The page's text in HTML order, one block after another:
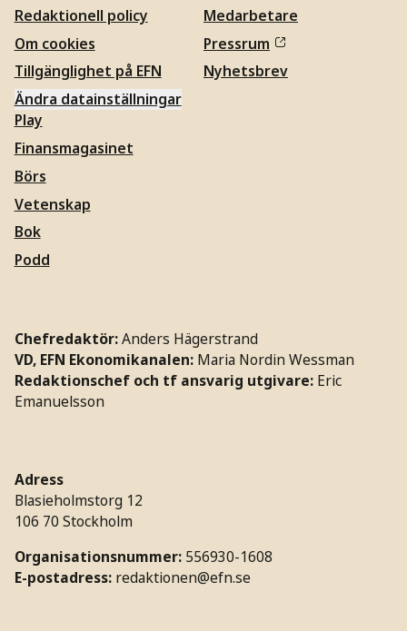
Redaktionell policy
Om cookies
Tillgänglighet på EFN
Ändra datainställningar
Medarbetare
Pressrum
Nyhetsbrev
Play
Finansmagasinet
Börs
Vetenskap
Bok
Podd
Chefredaktör:Anders Hägerstrand
VD, EFN Ekonomikanalen: Maria Nordin Wessman
Redaktionschef och tf ansvarig utgivare: Eric
Emanuelsson
Adress
Blasieholmstorg 12
106 70 Stockholm
Organisationsnummer: 556930-1608
E-postadress: redaktionen@efn.se